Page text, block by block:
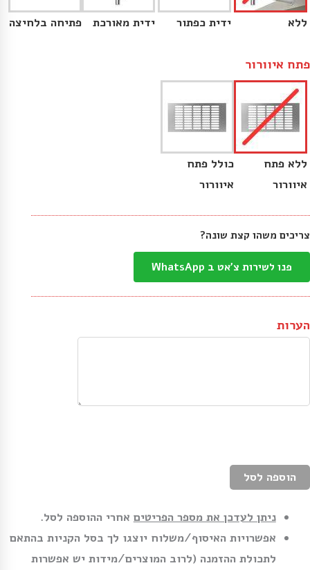
ללא ידית כפתור ידית מאורכת פתיחה בלחיצה
פתח איוורור
ללא פתח
איוורור
כולל פתח
איוורור
צריכים משהו קצת שונה?
פנו לשירות צ'אט ב WhatsApp
הערות
הוספה לסל
ניתן לעדכן את מספר הפריטים אחרי ההוספה לסל.
אפשרויות האיסוף/משלוח יוצגו לך בסל הקניות בהתאם
לתכולת ההזמנה (לרוב המוצרים/מידות יש אפשרות